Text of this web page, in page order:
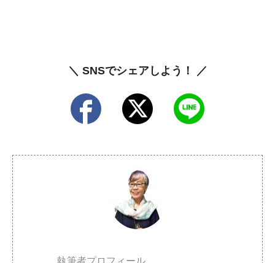
＼ SNSでシェアしよう！ ／
執筆者プロフィール